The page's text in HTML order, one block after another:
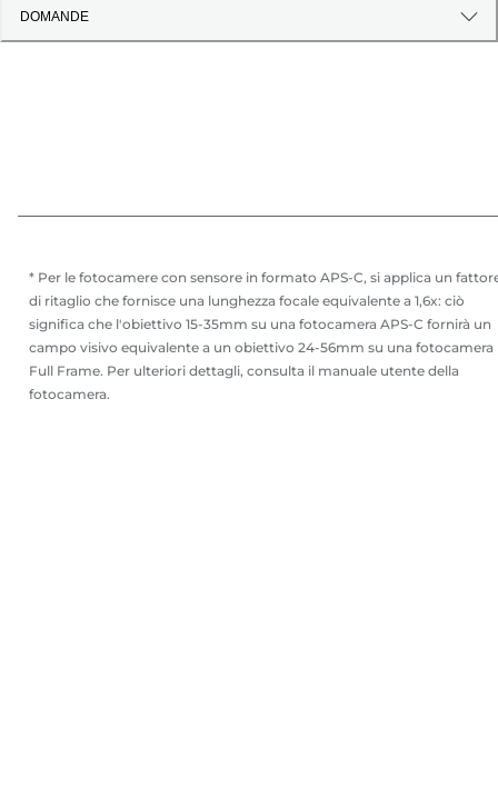
DOMANDE
* Per le fotocamere con sensore in formato APS-C, si applica un
di ritaglio che fornisce una lunghezza focale equivalente a 1,6x: ciò
significa che l'obiettivo 15-35mm su una fotocamera APS-C fornirà un
campo visivo equivalente a un obiettivo 24-56mm su una fotocamera
Full Frame. Per ulteriori dettagli, consulta il manuale utente della
fotocamera.